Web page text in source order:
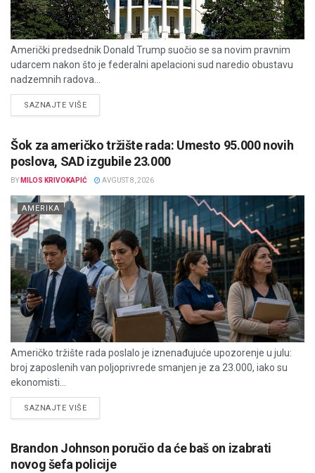
Američki predsednik Donald Trump suočio se sa novim pravnim
udarcem nakon što je federalni apelacioni sud naredio obustavu
nadzemnih radova...
SAZNAJTE VIŠEDETAILS
Šok za američko tržište rada: Umesto 95.000 novih
poslova, SAD izgubile 23.000
BY MILOS KRIVOKAPIĆ AVGUST 8, 2026
AMERIKA
Američko tržište rada poslalo je iznenađujuće upozorenje u julu:
broj zaposlenih van poljoprivrede smanjen je za 23.000, iako su
ekonomisti...
SAZNAJTE VIŠEDETAILS
Brandon Johnson poručio da će baš on izabrati
novog šefa policije